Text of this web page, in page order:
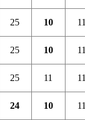
25 10
25 10
25 11
24 10